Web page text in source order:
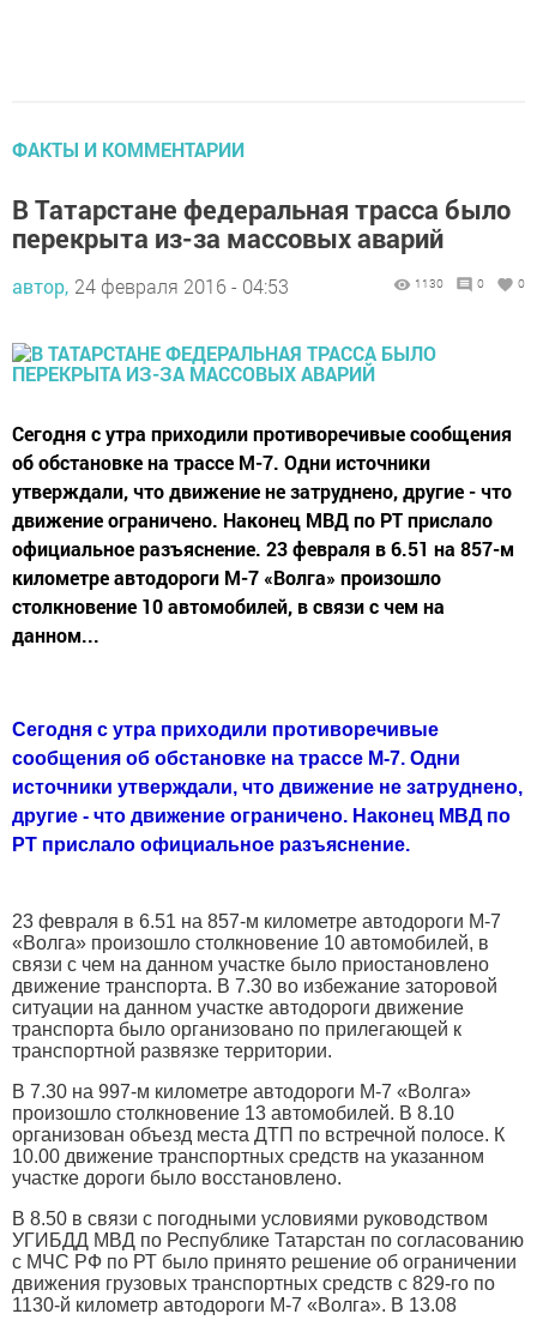
ФАКТЫ И КОММЕНТАРИИ
В Татарстане федеральная трасса было
перекрыта из-за массовых аварий
автор, 24 февраля 2016 - 04:53 1130 0 0
Сегодня с утра приходили противоречивые сообщения
об обстановке на трассе М-7. Одни источники
утверждали, что движение не затруднено, другие - что
движение ограничено. Наконец МВД по РТ прислало
официальное разъяснение. 23 февраля в 6.51 на 857-м
километре автодороги М-7 «Волга» произошло
столкновение 10 автомобилей, в связи с чем на
данном...
Сегодня с утра приходили противоречивые
сообщения об обстановке на трассе М-7. Одни
источники утверждали, что движение не затруднено,
другие - что движение ограничено. Наконец МВД по
РТ прислало официальное разъяснение.
23 февраля в 6.51 на 857-м километре автодороги М-7
«Волга» произошло столкновение 10 автомобилей, в
связи с чем на данном участке было приостановлено
движение транспорта. В 7.30 во избежание заторовой
ситуации на данном участке автодороги движение
транспорта было организовано по прилегающей к
транспортной развязке территории.
В 7.30 на 997-м километре автодороги М-7 «Волга»
произошло столкновение 13 автомобилей. В 8.10
организован объезд места ДТП по встречной полосе. К
10.00 движение транспортных средств на указанном
участке дороги было восстановлено.
В 8.50 в связи с погодными условиями руководством
УГИБДД МВД по Республике Татарстан по согласованию
с МЧС РФ по РТ было принято решение об ограничении
движения грузовых транспортных средств с 829-го по
1130-й километр автодороги М-7 «Волга». В 13.08